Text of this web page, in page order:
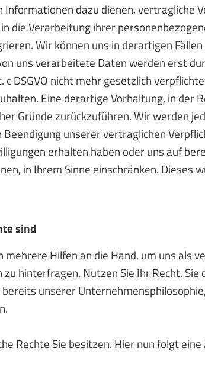
Informationen dazu dienen, vertragliche
die Verarbeitung ihrer
Wir können uns in derartigen
uns verarbeitete Daten werden erst
DSGVO nicht mehr gesetzlich
Eine derartige Vorhaltung, in der
Gründe zurückzuführen. Wir werden
unserer vertraglichen
erhalten haben oder uns auf
in Ihrem Sinne einschränken. Dieses
sind
Hilfen an die Hand, um uns als
hinterfragen. Nutzen Sie Ihr Recht. Sie
unserer
Rechte Sie besitzen. Hier nun folgt